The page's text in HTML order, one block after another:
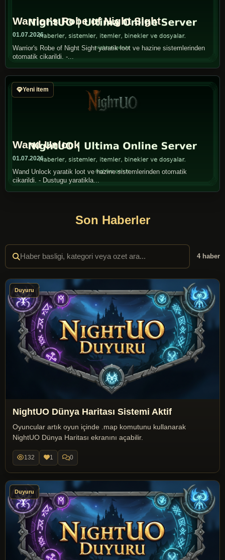
Warrior's Robe of Night Sight
01.07.2026
Warrior's Robe of Night Sight yaratik loot ve hazine sistemlerinden
otomatik cikarildi. -...
Yeni item
Wand Unlock
01.07.2026
Wand Unlock yaratik loot ve hazine sistemlerinden otomatik
cikarildi. - Dustugu yaratikla...
Son Haberler
4 haber
Duyuru
NightUO Dünya Haritası Sistemi Aktif
Oyuncular artık oyun içinde .map komutunu kullanarak
NightUO Dünya Haritası ekranını açabilir.
132 1 0
Duyuru